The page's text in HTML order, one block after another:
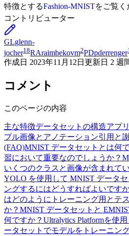
特徴とするFashion-MNISTをご覧く
コントリビューター
GLglenn-
jocher18RAraimbekovm2PDpderrenger
作成日 2023年11月12日 更新日 2 週
コメント
このページの内容
主な特徴データセットの構造アプ
プル画像とアノテーション引用と
(FAQ)MNIST データセットとは何
習において重要なのでしょうか？
いくつのクラスと画像が含まれて
YOLO を使用して MNIST データ
ングするにはどうすればよいです
はどのようにトレーニング用とテ
か？ MNIST データセットと
何ですか？ Ultralytics Platformを使
ータセットでモデルをトレーニン